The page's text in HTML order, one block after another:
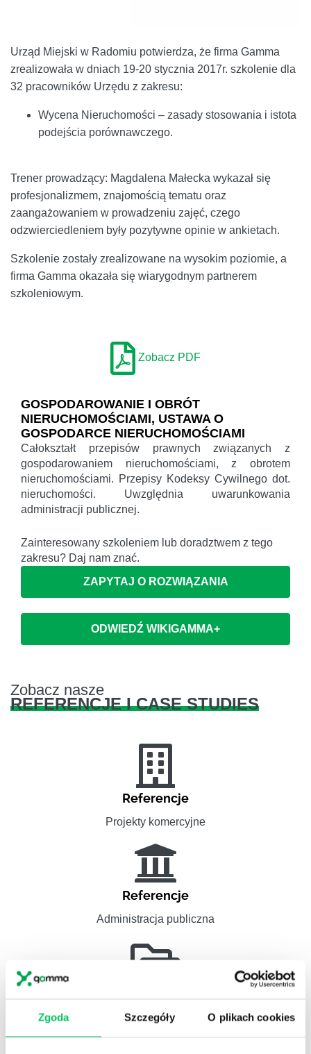
Zgoda Szczegóły O plikach cookies
Urząd Miejski w Radomiu potwierdza, że firma Gamma
zrealizowała w dniach 19-20 stycznia 2017r. szkolenie dla
32 pracowników Urzędu z zakresu:
Wycena Nieruchomości – zasady stosowania i istota
podejścia porównawczego.
Trener prowadzący: Magdalena Małecka wykazał się
profesjonalizmem, znajomością tematu oraz
zaangażowaniem w prowadzeniu zajęć, czego
odzwierciedleniem były pozytywne opinie w ankietach.
Szkolenie zostały zrealizowane na wysokim poziomie, a
firma Gamma okazała się wiarygodnym partnerem
szkoleniowym.
Zobacz PDF
GOSPODAROWANIE I OBRÓT
NIERUCHOMOŚCIAMI, USTAWA O
GOSPODARCE NIERUCHOMOŚCIAMI
Całokształt przepisów prawnych związanych z
gospodarowaniem nieruchomościami, z obrotem
nieruchomościami. Przepisy Kodeksy Cywilnego dot.
nieruchomości. Uwzględnia uwarunkowania
administracji publicznej.
Zainteresowany szkoleniem lub doradztwem z tego
zakresu? Daj nam znać.
ZAPYTAJ O ROZWIĄZANIA
ODWIEDŹ WIKIGAMMA+
Zobacz nasze
REFERENCJE I CASE STUDIES
Referencje
Projekty komercyjne
Referencje
Administracja publiczna
Pełna lista referencyjna